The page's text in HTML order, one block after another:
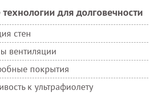
для долговечности
стен
вентиляции
покрытия
к ультрафиолету